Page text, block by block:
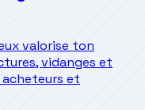
valorise ton
vidanges et
et